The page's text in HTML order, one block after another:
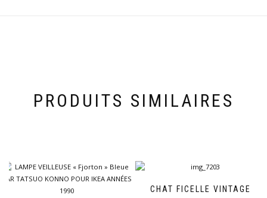
PRODUITS SIMILAIRES
CHAT FICELLE VINTAGE